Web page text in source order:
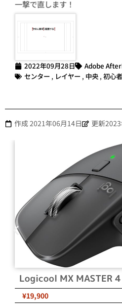
一撃で直します！
2022年09月28日
Adobe
センター , レイヤー , 中央 , 初心
作成2021年06月14日 更新
Logicool MX MASTER 4
¥19,900